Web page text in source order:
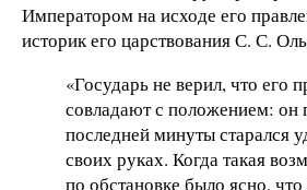
Императором на исходе его
историк его царствования С. С.
«Государь не верил, что его
совладают с положением: он
последней минуты старался
своих руках. Когда такая
по обстановке было ясно,